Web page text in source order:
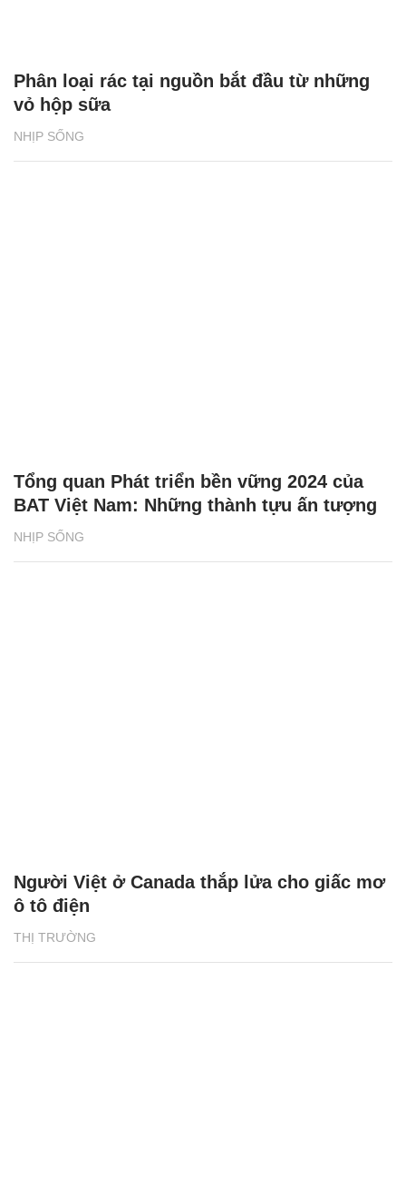
NHỊP SỐNG
Phân loại rác tại nguồn bắt đầu từ những
vỏ hộp sữa
NHỊP SỐNG
Tổng quan Phát triển bền vững 2024 của
BAT Việt Nam: Những thành tựu ấn tượng
THỊ TRƯỜNG
Người Việt ở Canada thắp lửa cho giấc mơ
ô tô điện